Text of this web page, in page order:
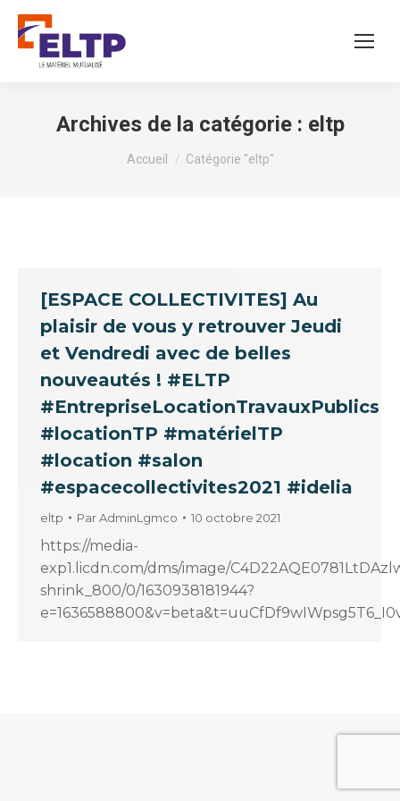
Archives de la catégorie : eltp
Vous êtes ici :
Accueil Catégorie "eltp"
[ESPACE COLLECTIVITES] Au
plaisir de vous y retrouver Jeudi
et Vendredi avec de belles
nouveautés ! #ELTP
#EntrepriseLocationTravauxPublics
#locationTP #matérielTP
#location #salon
#espacecollectivites2021 #idelia
eltp ParAdminLgmco 10 octobre 2021
https://media-
exp1.licdn.com/dms/image/
shrink_800/0/1630938181944?